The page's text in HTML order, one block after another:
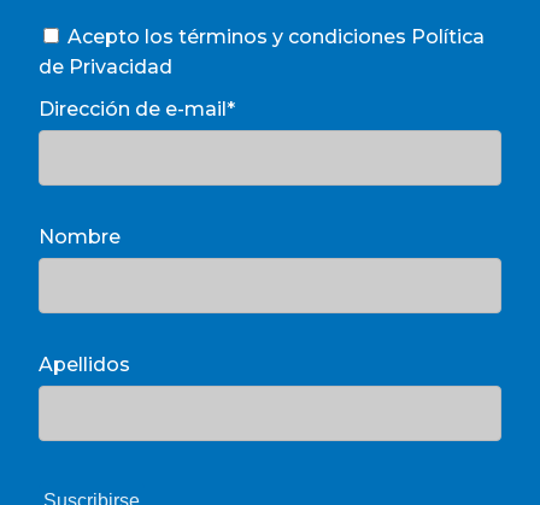
Acepto los términos y condiciones Política
de Privacidad
Dirección de e-mail*
Nombre
Apellidos